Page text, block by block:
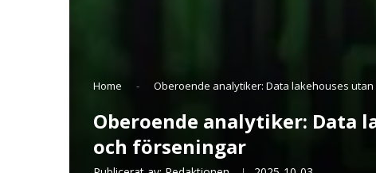
Home - Oberoende analytiker: Data lakehouses
Oberoende analytiker: Data
och förseningar